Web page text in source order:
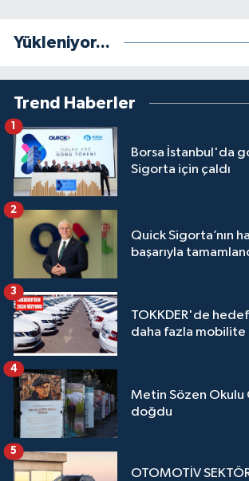
Yükleniyor...
Trend Haberler
Borsa İstanbul'da
Sigorta için çaldı
1
Quick Sigorta’nın
başarıyla
2
TOKKDER'de
daha fazla mobilite
3
Metin Sözen Okulu
doğdu
4
OTOMOTİV
5